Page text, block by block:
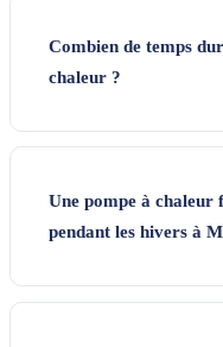
Combien de temps
chaleur ?
Une pompe à chaleur
pendant les hivers à